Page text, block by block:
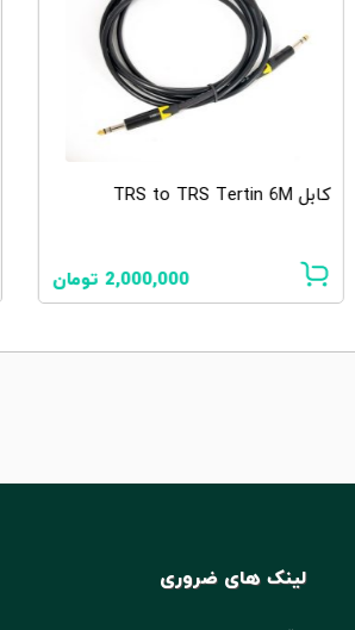
Boya BY-35C-XLR
1,900,000
لینک های ضروری